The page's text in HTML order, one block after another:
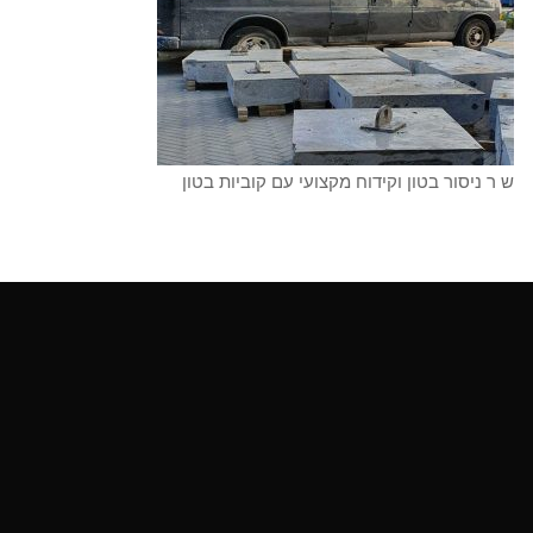
ש ר ניסור בטון וקידוח מקצועי עם קוביות בטון